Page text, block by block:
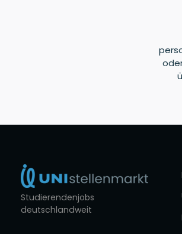
Studierendenjobs
deutschlandweit